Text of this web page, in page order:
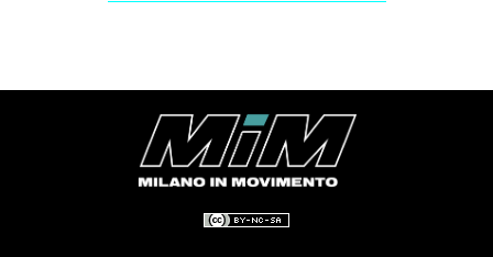
CINEMA
MANIFESTI
MUSICA